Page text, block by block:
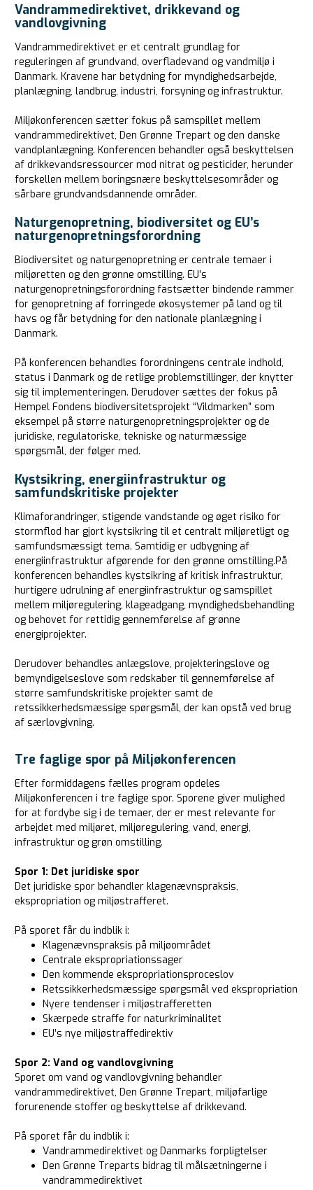
Vandrammedirektivet, drikkevand og
vandlovgivning
Vandrammedirektivet er et centralt grundlag for
reguleringen af grundvand, overfladevand og vandmiljø i
Danmark. Kravene har betydning for myndighedsarbejde,
planlægning, landbrug, industri, forsyning og infrastruktur.
Miljøkonferencen sætter fokus på samspillet mellem
vandrammedirektivet, Den Grønne Trepart og den danske
vandplanlægning. Konferencen behandler også beskyttelsen
af drikkevandsressourcer mod nitrat og pesticider, herunder
forskellen mellem boringsnære beskyttelsesområder og
sårbare grundvandsdannende områder.
Naturgenopretning, biodiversitet og EU’s
naturgenopretningsforordning
Biodiversitet og naturgenopretning er centrale temaer i
miljøretten og den grønne omstilling. EU’s
naturgenopretningsforordning fastsætter bindende rammer
for genopretning af forringede økosystemer på land og til
havs og får betydning for den nationale planlægning i
Danmark.
På konferencen behandles forordningens centrale indhold,
status i Danmark og de retlige problemstillinger, der knytter
sig til implementeringen. Derudover sættes der fokus på
Hempel Fondens biodiversitetsprojekt “Vildmarken” som
eksempel på større naturgenopretningsprojekter og de
juridiske, regulatoriske, tekniske og naturmæssige
spørgsmål, der følger med.
Kystsikring, energiinfrastruktur og
samfundskritiske projekter
Klimaforandringer, stigende vandstande og øget risiko for
stormflod har gjort kystsikring til et centralt miljøretligt og
samfundsmæssigt tema. Samtidig er udbygning af
energiinfrastruktur afgørende for den grønne omstilling.På
konferencen behandles kystsikring af kritisk infrastruktur,
hurtigere udrulning af energiinfrastruktur og samspillet
mellem miljøregulering, klageadgang, myndighedsbehandling
og behovet for rettidig gennemførelse af grønne
energiprojekter.
Derudover behandles anlægslove, projekteringslove og
bemyndigelseslove som redskaber til gennemførelse af
større samfundskritiske projekter samt de
retssikkerhedsmæssige spørgsmål, der kan opstå ved brug
af særlovgivning.
Tre faglige spor på Miljøkonferencen
Efter formiddagens fælles program opdeles
Miljøkonferencen i tre faglige spor. Sporene giver mulighed
for at fordybe sig i de temaer, der er mest relevante for
arbejdet med miljøret, miljøregulering, vand, energi,
infrastruktur og grøn omstilling.
Spor 1: Det juridiske spor
Det juridiske spor behandler klagenævnspraksis,
ekspropriation og miljøstrafferet.
På sporet får du indblik i:
Klagenævnspraksis på miljøområdet
Centrale ekspropriationssager
Den kommende ekspropriationsproceslov
Retssikkerhedsmæssige spørgsmål ved ekspropriation
Nyere tendenser i miljøstrafferetten
Skærpede straffe for naturkriminalitet
EU’s nye miljøstraffedirektiv
Spor 2: Vand og vandlovgivning
Sporet om vand og vandlovgivning behandler
vandrammedirektivet, Den Grønne Trepart, miljøfarlige
forurenende stoffer og beskyttelse af drikkevand.
På sporet får du indblik i:
Vandrammedirektivet og Danmarks forpligtelser
Den Grønne Treparts bidrag til målsætningerne i
vandrammedirektivet